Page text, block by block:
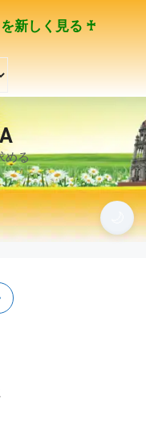
新しく見る ♰
める